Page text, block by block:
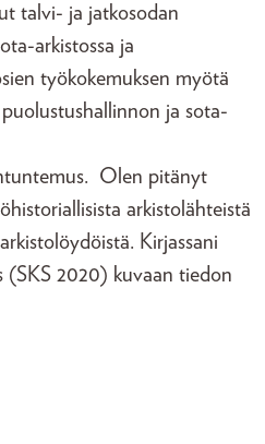
talvi- ja jatkosodan
arkistossa ja
työkokemuksen myötä
ja sota-
Olen pitänyt
arkistolähteistä
Kirjassani
(SKS 2020) kuvaan tiedon